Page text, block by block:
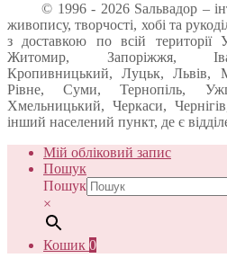
© 1996 - 2026 Sальвадор –
живопису, творчості, хобі та
з доставкою по всій території
Житомир, Запоріжжя,
Кропивницький, Луцьк, Львів,
Рівне, Суми, Тернопіль,
Хмельницький, Черкаси,
інший населений пункт, де є
Мій обліковий запис
Пошук
Пошук
×
Кошик 0